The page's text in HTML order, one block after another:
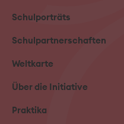
Schulporträts
Schulpartnerschaften
Weltkarte
Über die Initiative
Praktika